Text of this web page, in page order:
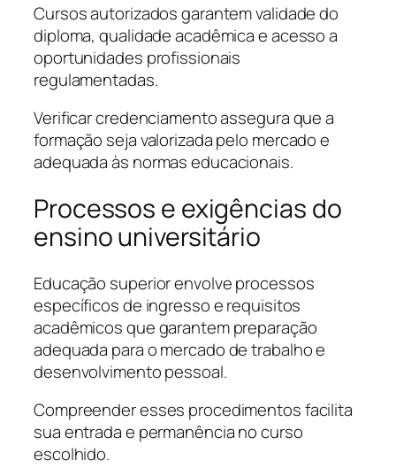
Cursos autorizados garantem validade do
diploma, qualidade acadêmica e acesso a
oportunidades profissionais
regulamentadas.
Verificar credenciamento assegura que a
formação seja valorizada pelo mercado e
adequada às normas educacionais.
Processos e exigências do
ensino universitário
Educação superior envolve processos
específicos de ingresso e requisitos
acadêmicos que garantem preparação
adequada para o mercado de trabalho e
desenvolvimento pessoal.
Compreender esses procedimentos facilita
sua entrada e permanência no curso
escolhido.